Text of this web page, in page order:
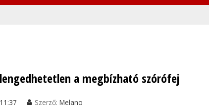
a megbízható szórófej
Szerző: Melano